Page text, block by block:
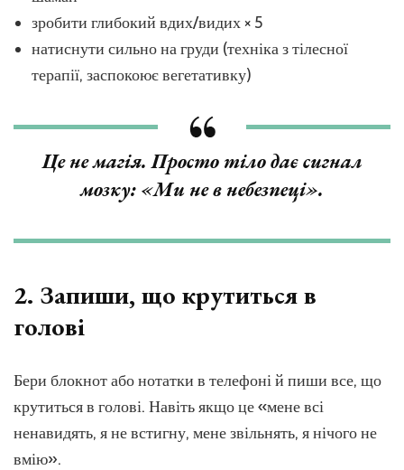
зробити глибокий вдих/видих × 5
натиснути сильно на груди (техніка з тілесної
терапії, заспокоює вегетативку)
Це не магія. Просто тіло дає сигнал
мозку: «Ми не в небезпеці».
2. Запиши, що крутиться в
голові
Бери блокнот або нотатки в телефоні й пиши все, що
крутиться в голові. Навіть якщо це «мене всі
ненавидять, я не встигну, мене звільнять, я нічого не
вмію».